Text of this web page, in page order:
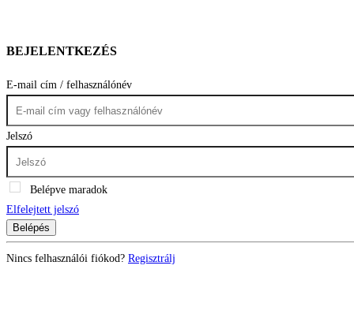
BEJELENTKEZÉS
E-mail cím / felhasználónév
Jelszó
Belépve maradok
Elfelejtett jelszó
Belépés
Nincs felhasználói fiókod? Regisztrálj